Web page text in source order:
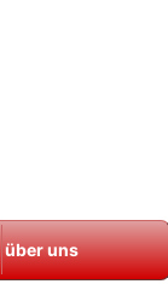
über uns